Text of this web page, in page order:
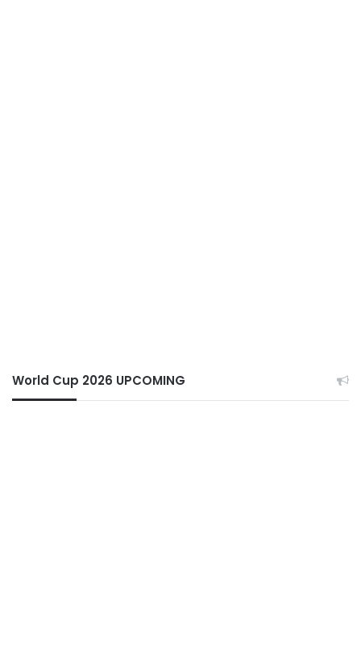
World Cup 2026 UPCOMING